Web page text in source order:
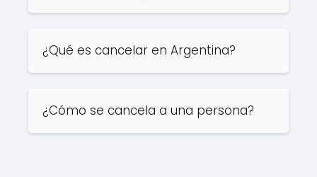
¿Qué es cancelar en Argentina?
¿Cómo se cancela a una persona?